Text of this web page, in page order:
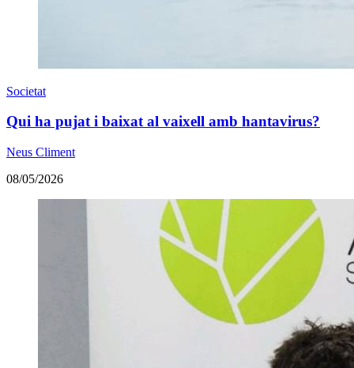
Societat
Qui ha pujat i baixat al vaixell amb hantavirus?
Neus Climent
08/05/2026